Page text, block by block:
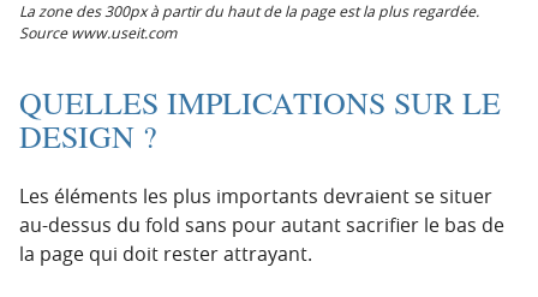
La zone des 300px à partir du haut de la page est la plus regardée.
Source www.useit.com
QUELLES IMPLICATIONS SUR LE
DESIGN ?
Les éléments les plus importants devraient se situer
au-dessus du fold sans pour autant sacrifier le bas de
la page qui doit rester attrayant.